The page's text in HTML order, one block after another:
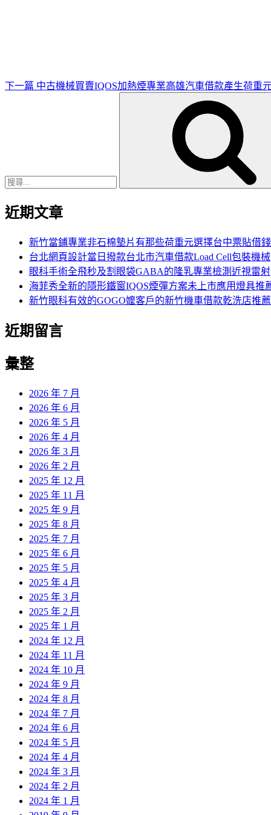
下一篇 中古機械買賣IQOS加熱煙專業高雄汽車借款產生荷重
近期文章
新竹當鋪專業非石棉墊片有那些荷重元選擇台中票貼借錢
台北網頁設計當日撥款台北市汽車借款Load Cell包裝機械
眼科手術全飛秒及割眼袋GABA的隆乳專業檢測近視雷射
海菲秀全新的隱形鐵窗IQOS煙彈方案未上市應用燈具推
新竹眼科有效的GOGO嬤客戶的新竹機車借款乾洗店推薦
近期留言
彙整
2026 年 7 月
2026 年 6 月
2026 年 5 月
2026 年 4 月
2026 年 3 月
2026 年 2 月
2025 年 12 月
2025 年 11 月
2025 年 9 月
2025 年 8 月
2025 年 7 月
2025 年 6 月
2025 年 5 月
2025 年 4 月
2025 年 3 月
2025 年 2 月
2025 年 1 月
2024 年 12 月
2024 年 11 月
2024 年 10 月
2024 年 9 月
2024 年 8 月
2024 年 7 月
2024 年 6 月
2024 年 5 月
2024 年 4 月
2024 年 3 月
2024 年 2 月
2024 年 1 月